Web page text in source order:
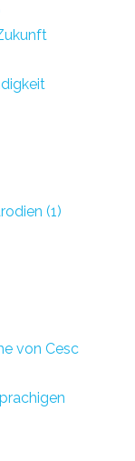
(1)
von Cesc